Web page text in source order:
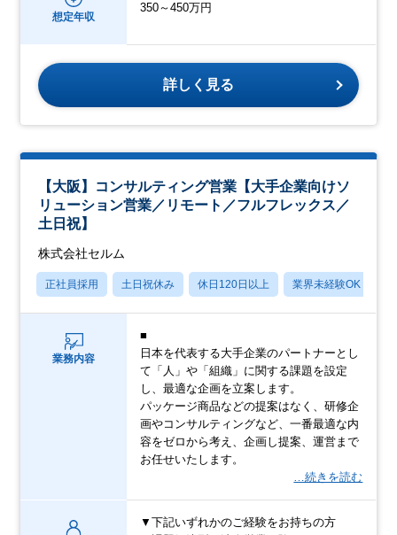
想定年収
350～450万円
詳しく見る
【大阪】コンサルティング営業【大手企業向けソ
リューション営業／リモート／フルフレックス／
土日祝】
株式会社セルム
正社員採用 土日祝休み 休日120日以上 業界未経験OK
業務内容
■
日本を代表する大手企業のパートナーとし
て「人」や「組織」に関する課題を設定
し、最適な企画を立案します。
パッケージ商品などの提案はなく、研修企
画やコンサルティングなど、一番最適な内
容をゼロから考え、企画し提案、運営まで
お任せいたします。
…続きを読む
▼下記いずれかのご経験をお持ちの方